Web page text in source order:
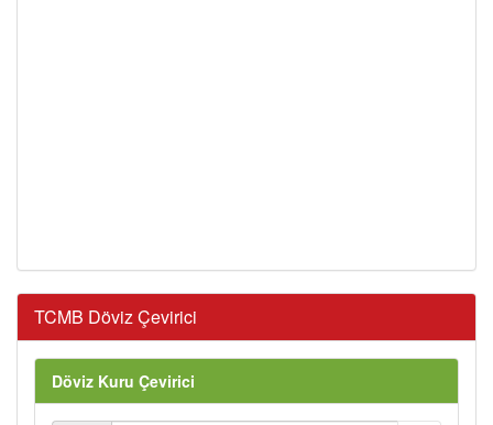
TCMB Döviz Çevirici
Döviz Kuru Çevirici